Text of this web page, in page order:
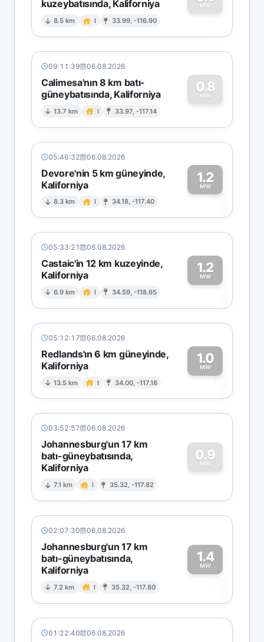
kuzeybatısında, Kaliforniya
8.5 km I 33.99, -116.90
MW
0
09:11:39 06.08.2026
Calimesa'nın 8 km batı-
güneybatısında, Kaliforniya
13.7 km I 33.97, -117.14
0.8
MW
0
05:46:32 06.08.2026
Devore'nin 5 km güneyinde,
Kaliforniya
8.3 km I 34.18, -117.40
1.2
MW1
05:33:21 06.08.2026
Castaic'in 12 km kuzeyinde,
Kaliforniya
6.9 km I 34.59, -118.65
1.2
MW1
05:12:17 06.08.2026
Redlands'ın 6 km güneyinde,
Kaliforniya
13.5 km I 34.00, -117.18
1.0
MW1
03:52:57 06.08.2026
Johannesburg'un 17 km
batı-güneybatısında,
Kaliforniya
7.1 km I 35.32, -117.82
0.9
MW
0
02:07:30 06.08.2026
Johannesburg'un 17 km
batı-güneybatısında,
Kaliforniya
7.2 km I 35.32, -117.80
1.4
MW
1
01:22:40 06.08.2026